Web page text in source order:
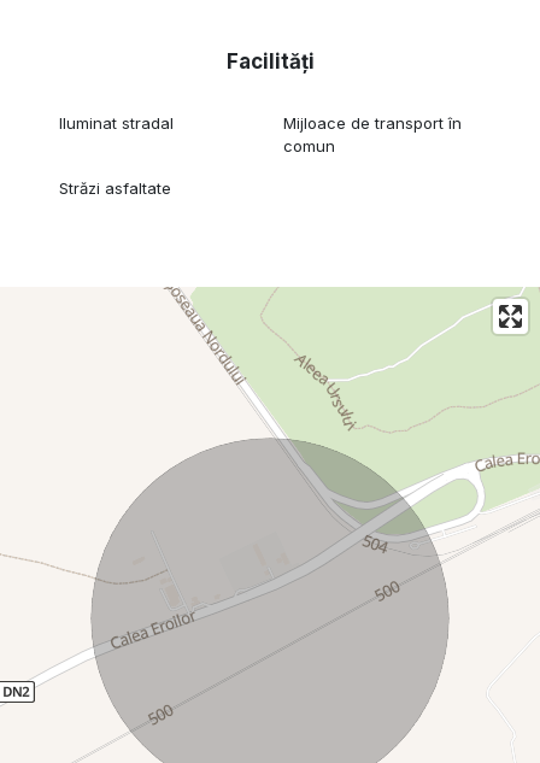
Facilități
Iluminat stradal
Mijloace de transport în
comun
Străzi asfaltate